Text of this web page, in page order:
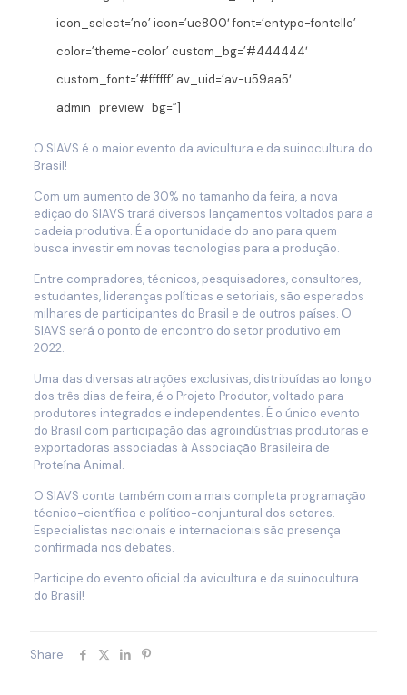
icon_select=’no’ icon=’ue800′ font=’entypo-fontello’
color=’theme-color’ custom_bg=’#444444′
custom_font=’#ffffff’ av_uid=’av-u59aa5′
admin_preview_bg=”]
O SIAVS é o maior evento da avicultura e da suinocultura do
Brasil!
Com um aumento de 30% no tamanho da feira, a nova
edição do SIAVS trará diversos lançamentos voltados para a
cadeia produtiva. É a oportunidade do ano para quem
busca investir em novas tecnologias para a produção.
Entre compradores, técnicos, pesquisadores, consultores,
estudantes, lideranças políticas e setoriais, são esperados
milhares de participantes do Brasil e de outros países. O
SIAVS será o ponto de encontro do setor produtivo em
2022.
Uma das diversas atrações exclusivas, distribuídas ao longo
dos três dias de feira, é o Projeto Produtor, voltado para
produtores integrados e independentes. É o único evento
do Brasil com participação das agroindústrias produtoras e
exportadoras associadas à Associação Brasileira de
Proteína Animal.
O SIAVS conta também com a mais completa programação
técnico-científica e político-conjuntural dos setores.
Especialistas nacionais e internacionais são presença
confirmada nos debates.
Participe do evento oficial da avicultura e da suinocultura
do Brasil!
Share